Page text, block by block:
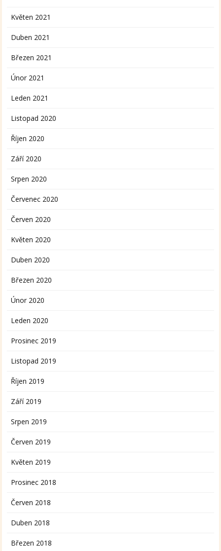
Květen 2021
Duben 2021
Březen 2021
Únor 2021
Leden 2021
Listopad 2020
Říjen 2020
Září 2020
Srpen 2020
Červenec 2020
Červen 2020
Květen 2020
Duben 2020
Březen 2020
Únor 2020
Leden 2020
Prosinec 2019
Listopad 2019
Říjen 2019
Září 2019
Srpen 2019
Červen 2019
Květen 2019
Prosinec 2018
Červen 2018
Duben 2018
Březen 2018